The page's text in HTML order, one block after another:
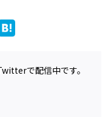
で配信中です。